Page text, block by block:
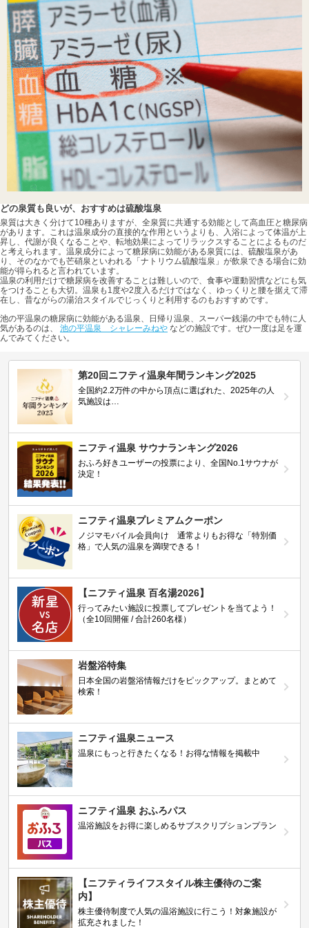
どの泉質も良いが、おすすめは硫酸塩泉
泉質は大きく分けて10種ありますが、全泉質に共通する効能として高血圧と糖尿病
があります。これは温泉成分の直接的な作用というよりも、入浴によって体温が上
昇し、代謝が良くなることや、転地効果によってリラックスすることによるものだ
と考えられます。温泉成分によって糖尿病に効能がある泉質には、硫酸塩泉があ
り、そのなかでも芒硝泉といわれる「ナトリウム硫酸塩泉」が飲泉できる場合に効
能が得られると言われています。
温泉の利用だけで糖尿病を改善することは難しいので、食事や運動習慣などにも気
をつけることも大切。温泉も1度や2度入るだけではなく、ゆっくりと腰を据えて滞
在し、昔ながらの湯治スタイルでじっくりと利用するのもおすすめです。
池の平温泉の糖尿病に効能がある温泉、日帰り温泉、スーパー銭湯の中でも特に人
気があるのは、 池の平温泉 シャレーみねや などの施設です。ぜひ一度は足を運
んでみてください。
第20回ニフティ温泉年間ランキング2025
全国約2.2万件の中から頂点に選ばれた、2025年の人
気施設は…
ニフティ温泉 サウナランキング2026
おふろ好きユーザーの投票により、全国No.1サウナが
決定！
ニフティ温泉プレミアムクーポン
ノジマモバイル会員向け 通常よりもお得な「特別価
格」で人気の温泉を満喫できる！
【ニフティ温泉 百名湯2026】
行ってみたい施設に投票してプレゼントを当てよう！
（全10回開催 / 合計260名様）
岩盤浴特集
日本全国の岩盤浴情報だけをピックアップ。まとめて
検索！
ニフティ温泉ニュース
温泉にもっと行きたくなる！お得な情報を掲載中
ニフティ温泉 おふろパス
温浴施設をお得に楽しめるサブスクリプションプラン
【ニフティライフスタイル株主優待のご案
内】
株主優待制度で人気の温浴施設に行こう！対象施設が
拡充されました！